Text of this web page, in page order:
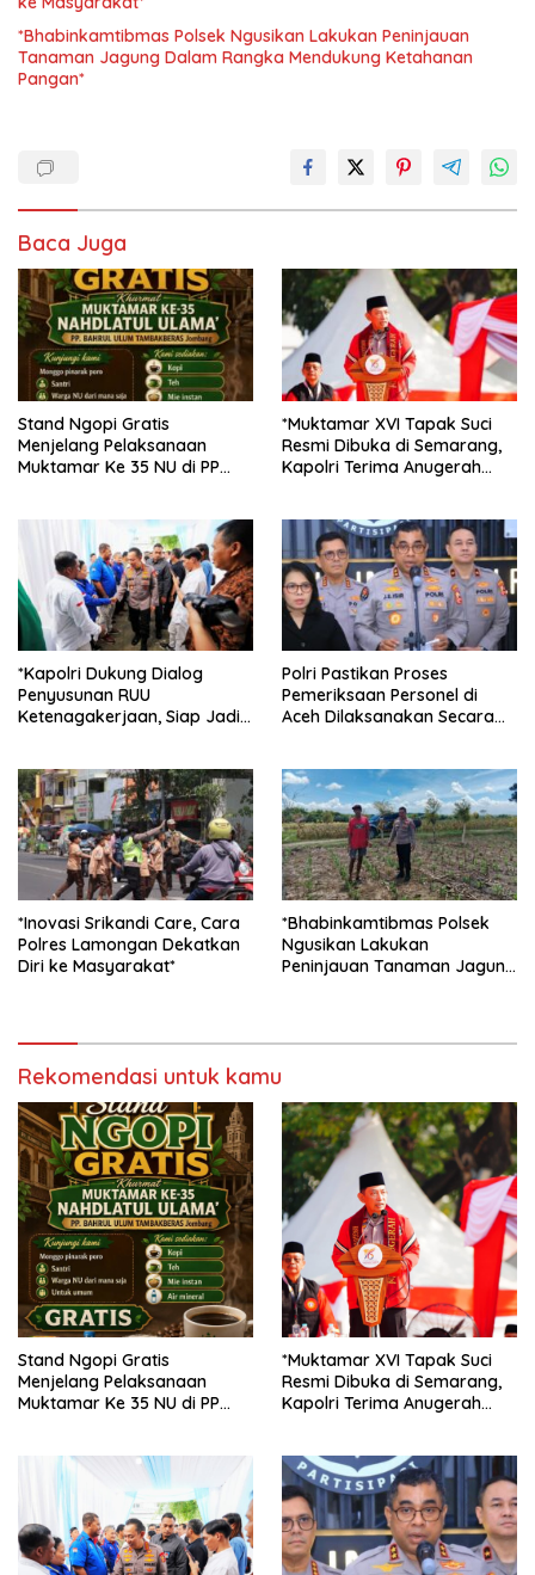
*Bhabinkamtibmas Polsek Ngusikan Lakukan Peninjauan
Tanaman Jagung Dalam Rangka Mendukung Ketahanan
Pangan*
Baca Juga
Stand Ngopi Gratis
Menjelang Pelaksanaan
Muktamar Ke 35 NU di PP
*Muktamar XVI Tapak Suci
Resmi Dibuka di Semarang,
Kapolri Terima Anugerah
*Kapolri Dukung Dialog
Penyusunan RUU
Ketenagakerjaan, Siap Jadi
Polri Pastikan Proses
Pemeriksaan Personel di
Aceh Dilaksanakan Secara
*Inovasi Srikandi Care, Cara
Polres Lamongan Dekatkan
Diri ke Masyarakat*
*Bhabinkamtibmas Polsek
Ngusikan Lakukan
Peninjauan Tanaman Jagung
Rekomendasi untuk kamu
Stand Ngopi Gratis
Menjelang Pelaksanaan
Muktamar Ke 35 NU di PP
*Muktamar XVI Tapak Suci
Resmi Dibuka di Semarang,
Kapolri Terima Anugerah